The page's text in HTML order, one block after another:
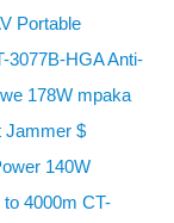
Portable
3077B-HGA Anti-
178W mpaka
Jammer $
140W
4000m CT-